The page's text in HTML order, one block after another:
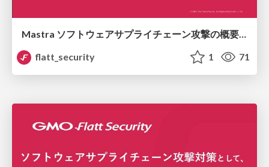
Mastra ソフトウェアサプライチェーン攻撃の概要と対応指針
flatt_security
1 71